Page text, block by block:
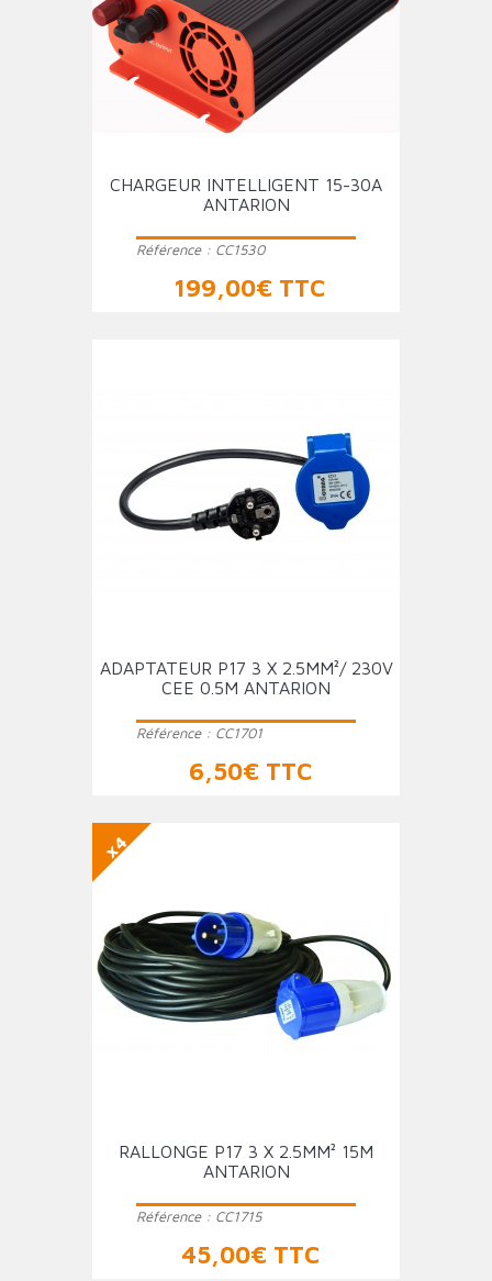
CHARGEUR INTELLIGENT 15-30A
ANTARION
Référence : CC1530
Prix
199,00€ TTC
ADAPTATEUR P17 3 X 2.5MM²/ 230V
CEE 0.5M ANTARION
Référence : CC1701
Prix
6,50€ TTC
RALLONGE P17 3 X 2.5MM² 15M
ANTARION
Référence : CC1715
Prix
45,00€ TTC
x4